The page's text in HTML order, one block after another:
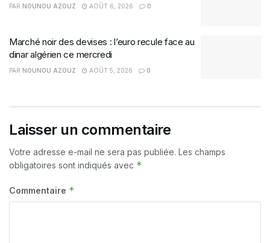
PAR NOUNOU AZOUZ AOÛT 6, 2026 0
Marché noir des devises : l’euro recule face au
dinar algérien ce mercredi
PAR NOUNOU AZOUZ AOÛT 5, 2026 0
Laisser un commentaire
Votre adresse e-mail ne sera pas publiée. Les champs
obligatoires sont indiqués avec *
Commentaire *